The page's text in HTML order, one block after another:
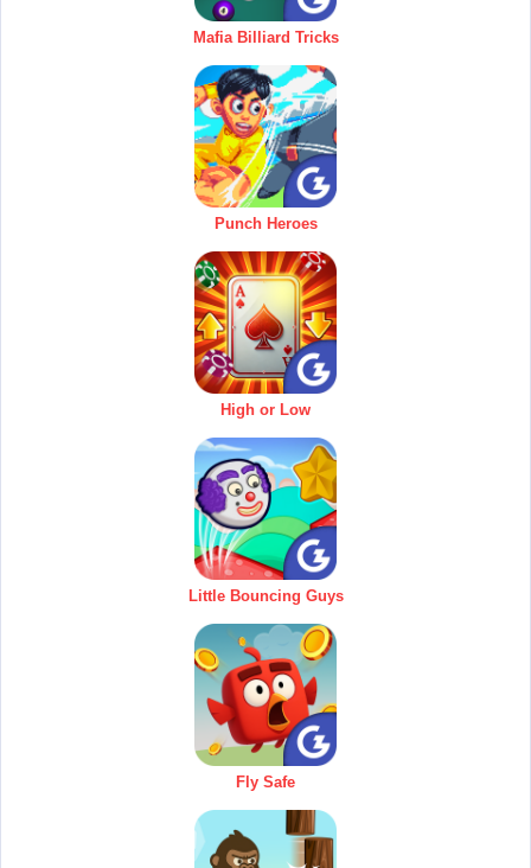
Mafia Billiard Tricks
Punch Heroes
High or Low
Little Bouncing Guys
Fly Safe